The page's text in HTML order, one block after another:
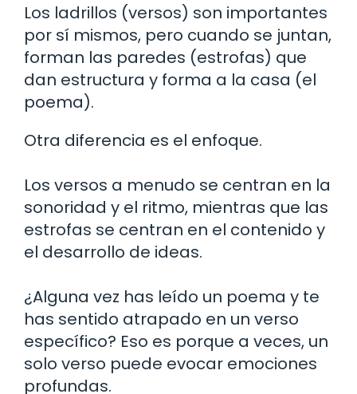
Los ladrillos (versos) son importantes
por sí mismos, pero cuando se juntan,
forman las paredes (estrofas) que
dan estructura y forma a la casa (el
poema).
Otra diferencia es el enfoque.
Los versos a menudo se centran en la
sonoridad y el ritmo, mientras que las
estrofas se centran en el contenido y
el desarrollo de ideas.
¿Alguna vez has leído un poema y te
has sentido atrapado en un verso
específico? Eso es porque a veces, un
solo verso puede evocar emociones
profundas.